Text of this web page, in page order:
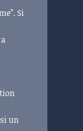
Si
un